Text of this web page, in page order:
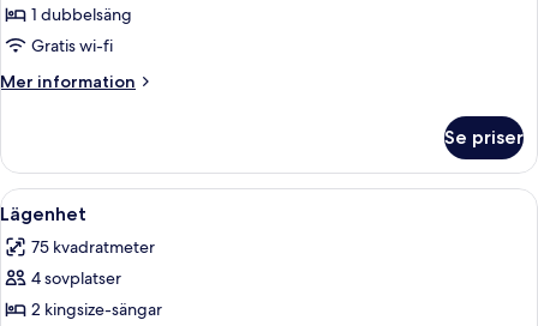
1 dubbelsäng
Gratis wi-fi
Mer information
Mer
Se priser
Öppna
alla
foton
för
Lägenhet
Ett hotellrum med en säng, en tv
5
Lägenhet
75 kvadratmeter
4 sovplatser
2 kingsize-sängar